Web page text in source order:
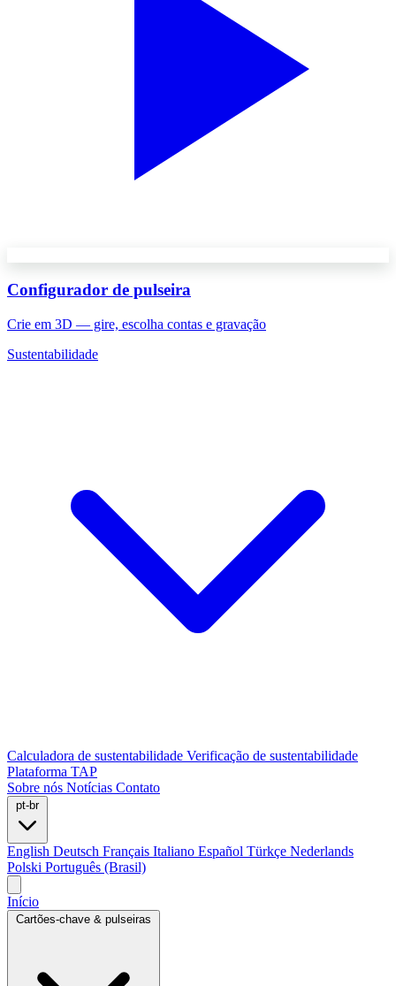
Configurador de pulseira
Crie em 3D — gire, escolha contas e gravação
Sustentabilidade
Calculadora de sustentabilidade Verificação de sustentabilidade
Plataforma TAP
Sobre nós Notícias Contato
pt-br
English Deutsch Français Italiano Español Türkçe Nederlands
Polski Português (Brasil)
Início